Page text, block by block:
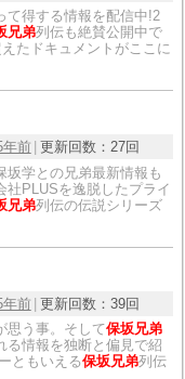
て得する情報を配信中!2
兄弟列伝も絶賛公開中で
たドキュメントがここに
年前 更新回数： 27回
坂学との兄弟最新情報も
社PLUSを逸脱したプライ
兄弟列伝の伝説シリーズ
年前 更新回数： 39回
思う事。そして保坂兄弟
る情報を独断と偏見で紹
ともいえる保坂兄弟列伝